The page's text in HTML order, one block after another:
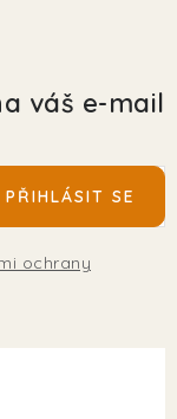
váš e-mail
ochrany
PŘIHLÁSIT SE